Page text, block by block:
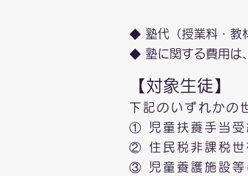
◆ 塾代（授業料・教
◆ 塾に関する費用は
【対象生徒】
下記のいずれかの
① 児童扶養手当受
② 住民税非課税世
③ 児童養護施設等